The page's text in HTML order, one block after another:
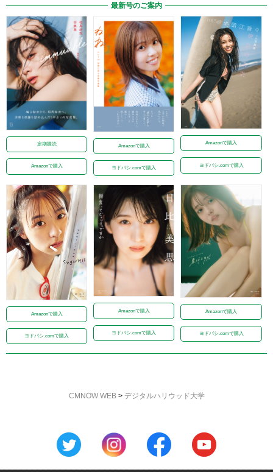
最新号のご案内
定期購読
Amazonで購入
Amazonで購入
ヨドバシ.comで購入
Amazonで購入
ヨドバシ.comで購入
Amazonで購入
ヨドバシ.comで購入
Amazonで購入
ヨドバシ.comで購入
Amazonで購入
ヨドバシ.comで購入
CMNOW WEB> デジタルハリウッド大学